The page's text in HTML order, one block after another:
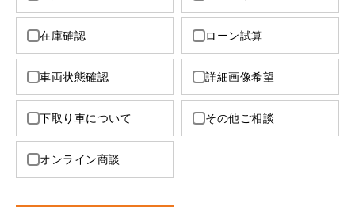
買取Q&A
iRで愛車を売却されたお客様の声
BMWミニ買取査定依頼
最近の修理実績
MINI Blog スタッフブログ
User's Voice 購入者様の声
Part's Report
Movie 動画一覧
TOP
BMWミニナレッジ
ローバーミニナレッジ
ABOUT iR
会社概要
スタッフ紹介
MAP
RECRUIT 採用情報
お知らせ プライバシーポリシー
お問い合わせ
在庫確認 ローン試算
車両状態確認 詳細画像希望
下取り車について その他ご相談
オンライン商談